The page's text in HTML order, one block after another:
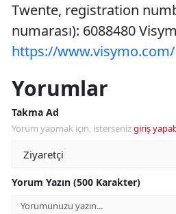
Twente, registration
numarası): 6088480
https://www.visymo.com/
Yorumlar
Takma Ad
Yorum yapmak için, istersenizgiriş
Yorum Yazın (500 Karakter)